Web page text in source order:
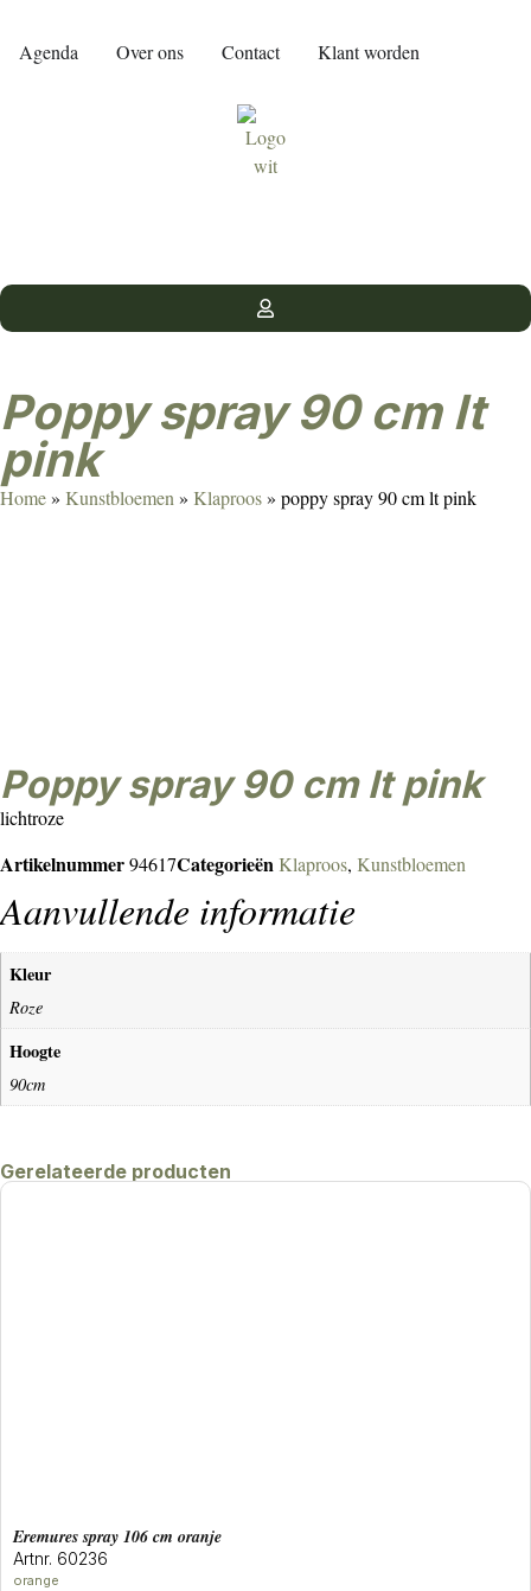
Agenda Over ons Contact Klant worden
poppy spray 90 cm lt
pink
Home» Kunstbloemen » Klaproos» poppy spray 90 cm lt pink
poppy spray 90 cm lt pink
lichtroze
Artikelnummer94617CategorieënKlaproos, Kunstbloemen
Aanvullende informatie
Kleur
Roze
Hoogte
90cm
Gerelateerde producten
eremures spray 106 cm oranje
Artnr. 60236
orange